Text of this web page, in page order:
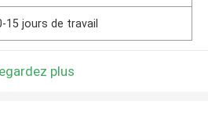
15 jours de travail
plus